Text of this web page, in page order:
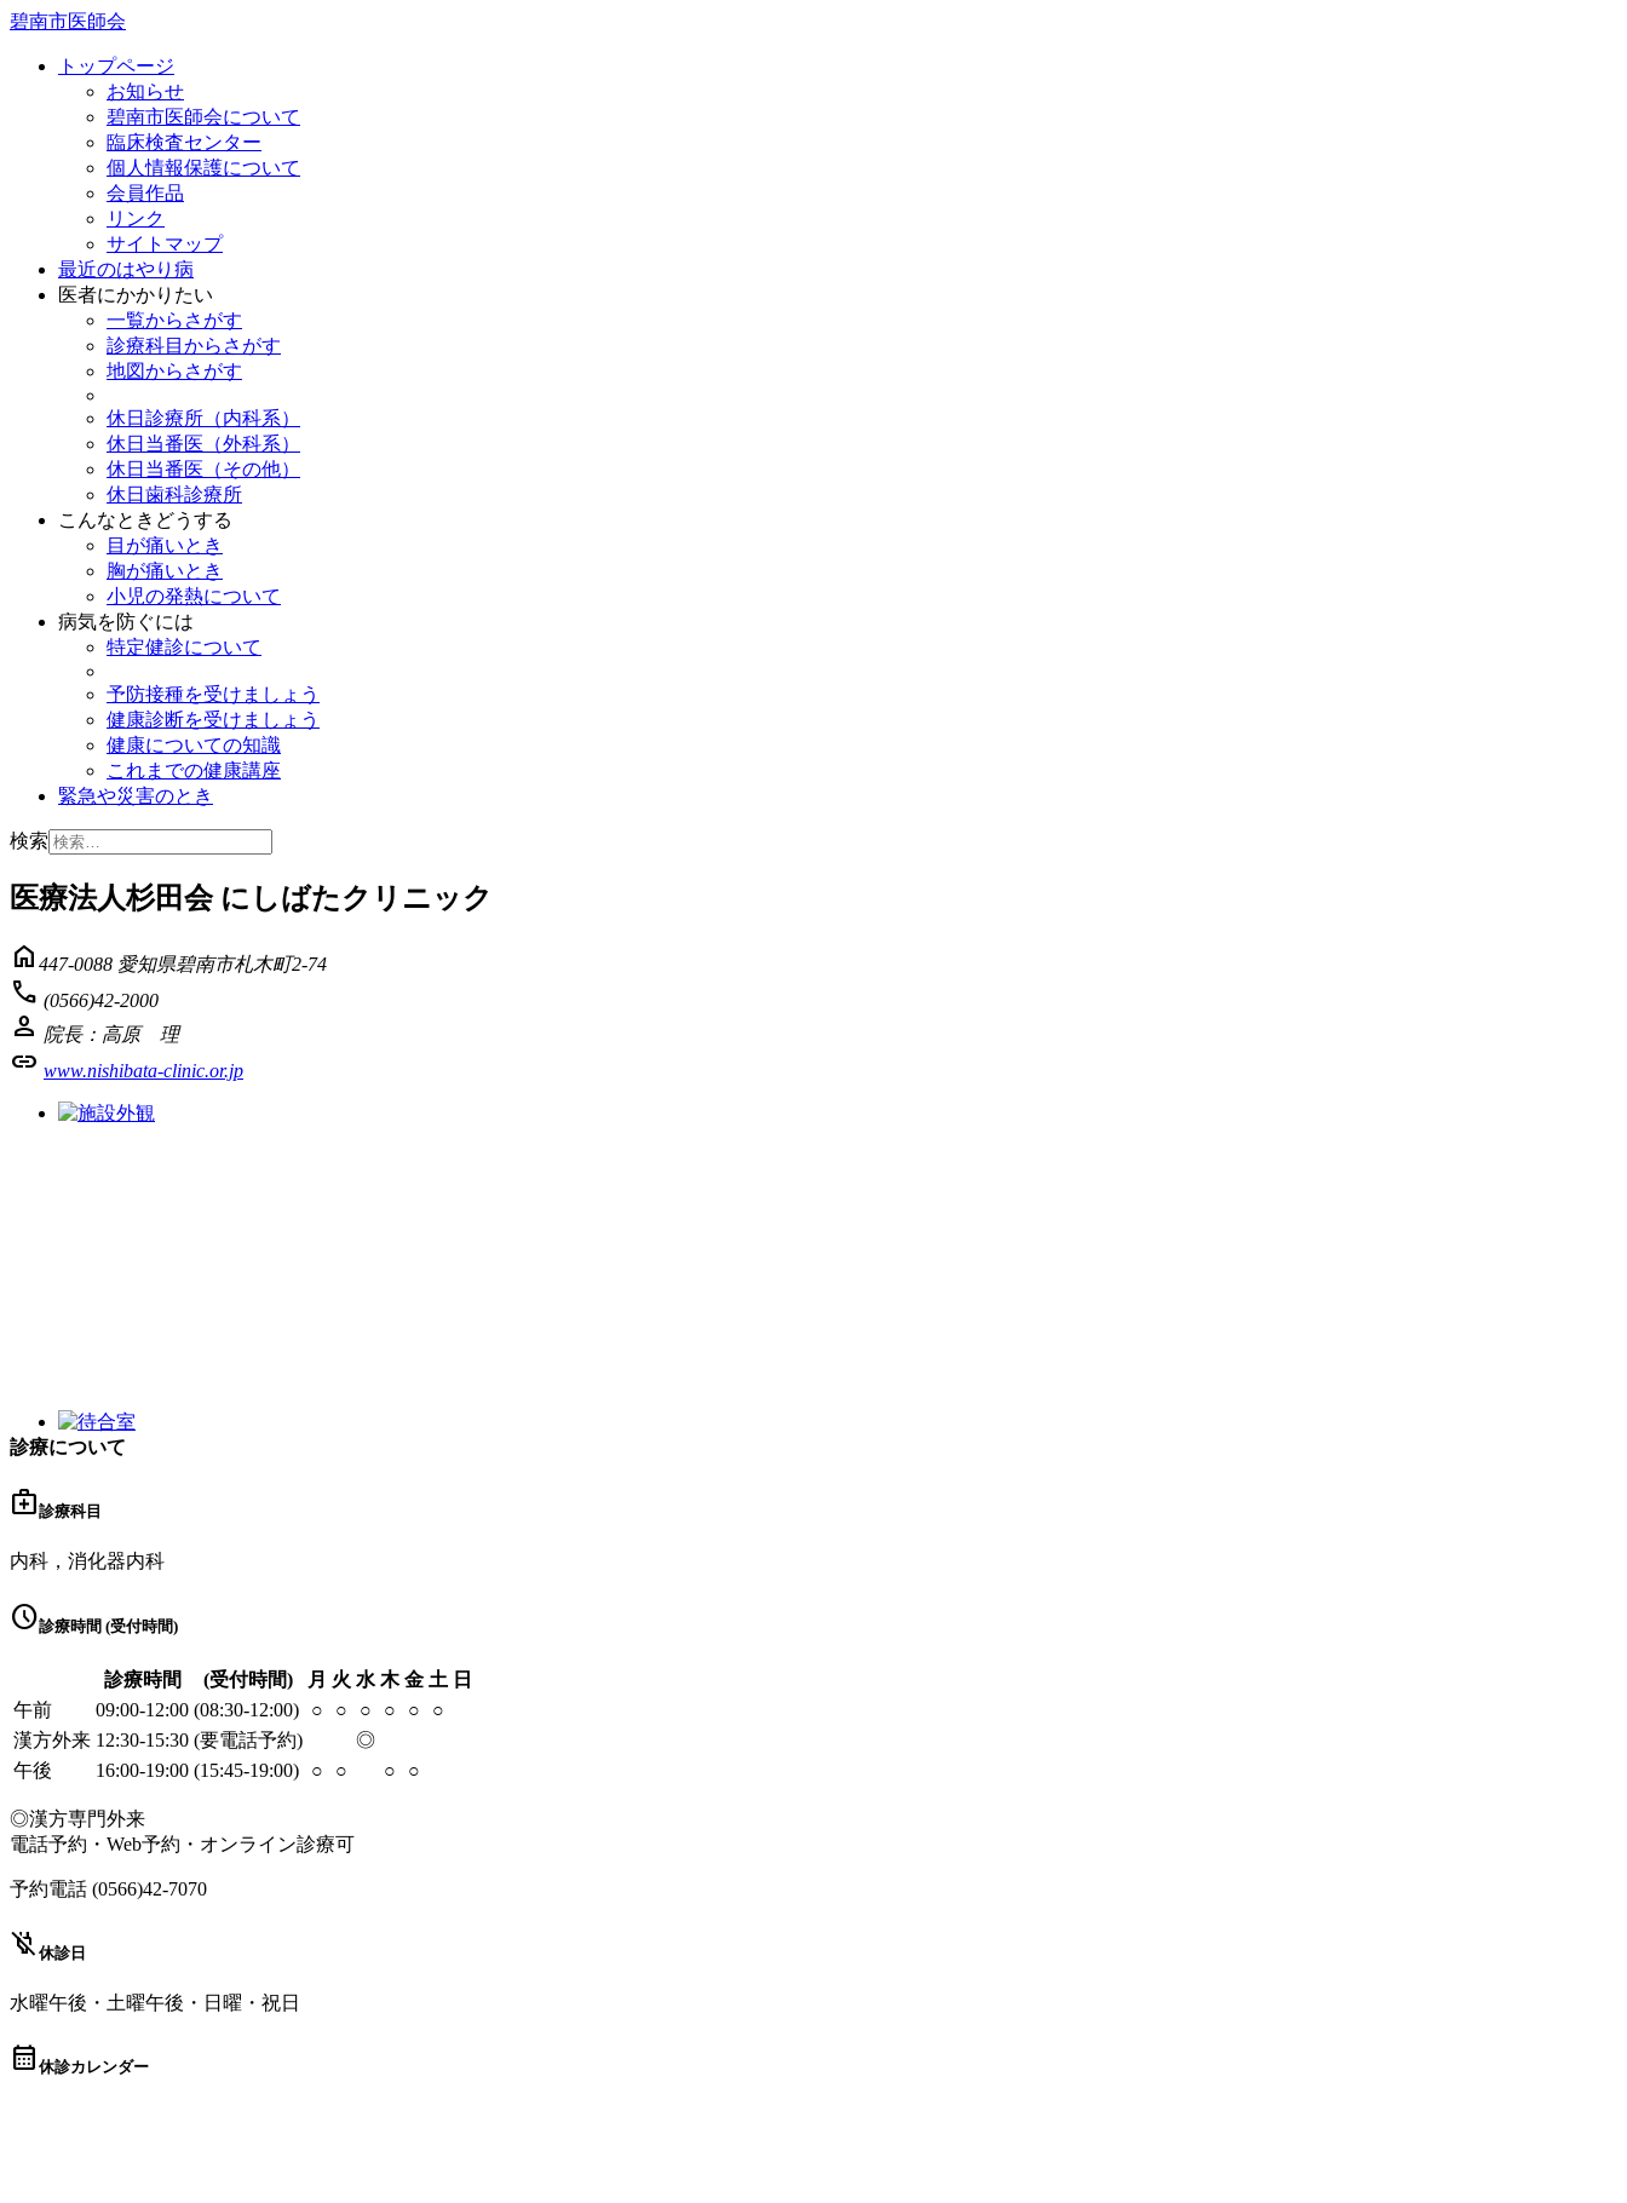
碧南市医師会
トップページ
お知らせ
碧南市医師会について
臨床検査センター
個人情報保護について
会員作品
リンク
サイトマップ
最近のはやり病
医者にかかりたい
一覧からさがす
診療科目からさがす
地図からさがす
休日診療所（内科系）
休日当番医（外科系）
休日当番医（その他）
休日歯科診療所
こんなときどうする
目が痛いとき
胸が痛いとき
小児の発熱について
病気を防ぐには
特定健診について
予防接種を受けましょう
健康診断を受けましょう
健康についての知識
これまでの健康講座
緊急や災害のとき
検索
医療法人杉田会 にしばたクリニック
home 447-0088 愛知県碧南市札木町2-74
phone (0566)42-2000
person 院長：高原 理
link www.nishibata-clinic.or.jp
診療について
medical_services診療科目
内科，消化器内科
schedule診療時間 (受付時間)
診療時間 (受付時間) 月 火 水 木 金 土 日
午前
09:00-12:00 (08:30-12:00) ○ ○ ○ ○ ○
○
漢方外来 12:30-15:30 (要電話予約)
◎
午後
16:00-19:00 (15:45-19:00) ○ ○ ○ ○
◎漢方専門外来
電話予約・Web予約・オンライン診療可
予約電話 (0566)42-7070
power_off 休診日
水曜午後・土曜午後・日曜・祝日
calendar_month 休診カレンダー